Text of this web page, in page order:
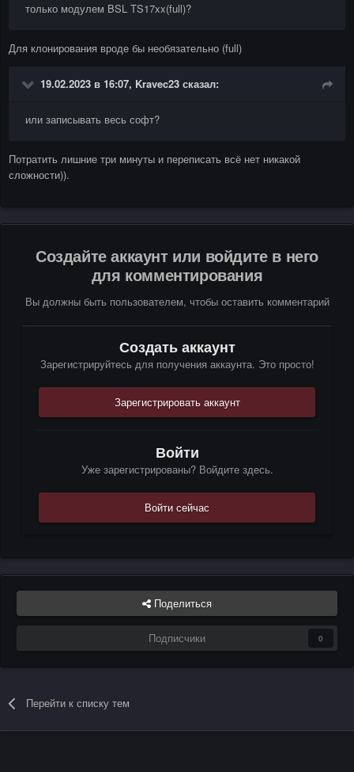
только модулем BSL TS17xx(full)?
Для клонирования вроде бы необязательно (full)
19.02.2023 в 16:07, Kravec23 сказал:
или записывать весь софт?
Потратить лишние три минуты и переписать всё нет никакой
сложности)).
Создайте аккаунт или войдите в него
для комментирования
Вы должны быть пользователем, чтобы оставить комментарий
Создать аккаунт
Зарегистрируйтесь для получения аккаунта. Это просто!
Зарегистрировать аккаунт
Войти
Уже зарегистрированы? Войдите здесь.
Войти сейчас
Поделиться
Подписчики 0
Перейти к списку тем